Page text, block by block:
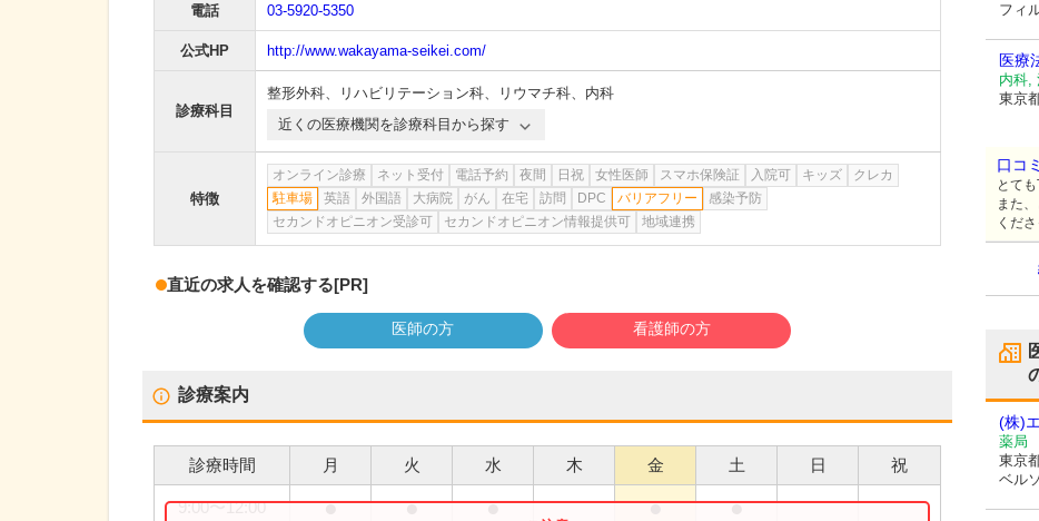
電話 03-5920-5350
公式HP http://www.wakayama-seikei.com/
診療科目
整形外科、 リハビリテーション科、 リウマチ科、 内科
近くの医療機関を診療科目から探す
特徴
オンライン診療 ネット受付 電話予約 夜間 日祝 女性医師 スマホ保険証 入院可 キッズ
クレカ
駐車場
英語 外国語 大病院 がん 在宅 訪問 DPC バリアフリー
感染予防
セカンドオピニオン受診可
セカンドオピニオン情報提供可 地域連携
直近の求人を確認する[PR]
医師の方 看護師の方
診療案内
診療時間 月 火 水 木 金 土 日 祝
9:00〜12:00 ● ● ● ● ●
フィ
医療
内科,
東京
口コ
とて
また
くだ
(株)
薬局
東京
ベル